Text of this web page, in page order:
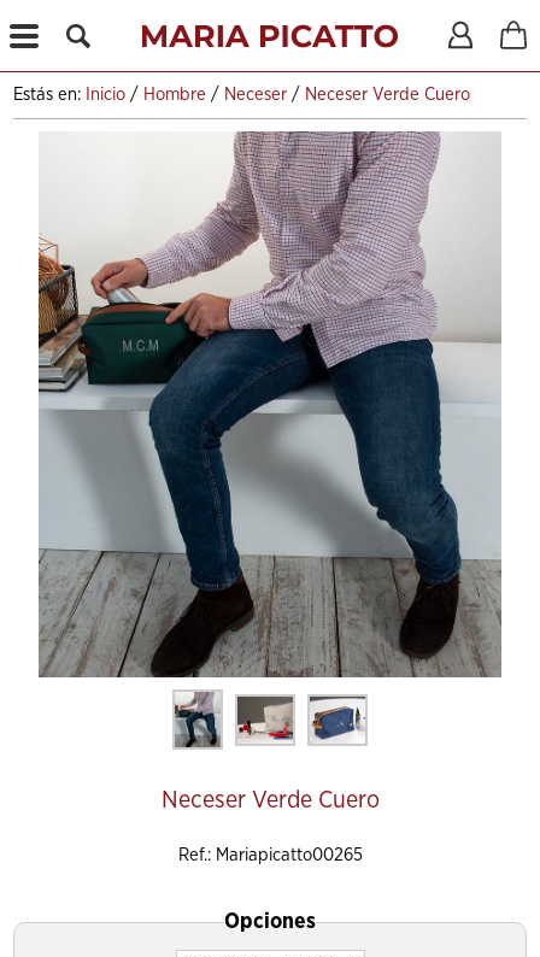
X
Estás en: Inicio / Hombre / Neceser / Neceser Verde Cuero
Neceser Verde Cuero
Ref.: Mariapicatto00265
Opciones